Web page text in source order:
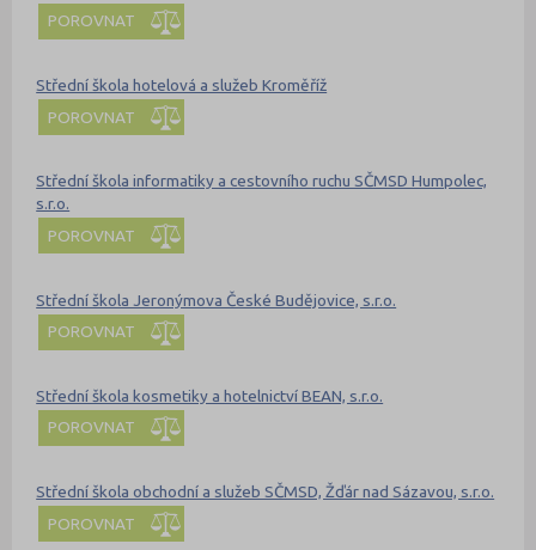
POROVNAT
Střední škola hotelová a služeb Kroměříž
POROVNAT
Střední škola informatiky a cestovního ruchu SČMSD Humpolec,
s.r.o.
POROVNAT
Střední škola Jeronýmova České Budějovice, s.r.o.
POROVNAT
Střední škola kosmetiky a hotelnictví BEAN, s.r.o.
POROVNAT
Střední škola obchodní a služeb SČMSD, Žďár nad Sázavou, s.r.o.
POROVNAT